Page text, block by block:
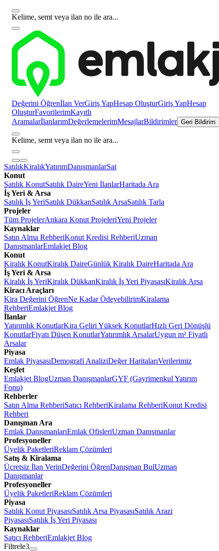
Kelime, semt veya ilan no ile ara...
Değerini Öğrenİlan VerGiriş YapHesap OluşturGiriş YapHesap
OluşturFavorilerimKayıtlı
AramalarİlanlarımDeğerlemelerimMesajlarBildirimler Geri Bildirim
Kelime, semt veya ilan no ile ara...
SatılıkKiralıkYatırımDanışmanlarSat
Konut
Satılık KonutSatılık DaireYeni İlanlarHaritada Ara
İş Yeri & Arsa
Satılık İş YeriSatılık DükkanSatılık ArsaSatılık Tarla
Projeler
Tüm ProjelerAnkara Konut ProjeleriYeni Projeler
Kaynaklar
Satın Alma RehberiKonut Kredisi RehberiUzman
DanışmanlarEmlakjet Blog
Konut
Kiralık KonutKiralık DaireGünlük Kiralık DaireHaritada Ara
İş Yeri & Arsa
Kiralık İş YeriKiralık DükkanKiralık İş Yeri PiyasasıKiralık Arsa
Kiracı Araçları
Kira Değerini ÖğrenNe Kadar ÖdeyebilirimKiralama
RehberiEmlakjet Blog
İlanlar
Yatırımlık KonutlarKira Geliri Yüksek KonutlarHızlı Geri Dönüşlü
KonutlarFiyatı Düşen KonutlarYatırımlık ArsalarUygun m² Fiyatlı
Arsalar
Piyasa
Emlak PiyasasıDemografi AnaliziDeğer HaritalarıVerilerimiz
Keşfet
Emlakjet BlogUzman DanışmanlarGYF (Gayrimenkul Yatırım
Fonu)
Rehberler
Satın Alma RehberiSatıcı RehberiKiralama RehberiKonut Kredisi
Rehberi
Danışman Ara
Emlak DanışmanlarıEmlak OfisleriUzman Danışmanlar
Profesyoneller
Üyelik PaketleriReklam Çözümleri
Satış & Kiralama
Ücretsiz İlan VerinDeğerini ÖğrenDanışman BulUzman
Danışmanlar
Profesyoneller
Üyelik PaketleriReklam Çözümleri
Piyasa
Satılık Konut PiyasasıSatılık Arsa PiyasasıSatılık Arazi
PiyasasıSatılık İş Yeri Piyasası
Kaynaklar
Satıcı RehberiEmlakjet Blog
Filtrele3